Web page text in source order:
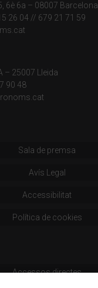
6è 6a – 08007 Barcelona
26 04 // 679 21 71 59
– 25007 Lleida
90 48
Sala de premsa
Avís Legal
Accessibilitat
Política de cookies
Accessos directes